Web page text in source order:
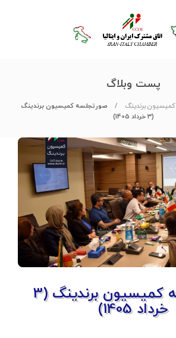
پست وبلاگ
کمیسیون برندینگ
صورتجلسه کمیسیون برندینگ
(3 خرداد 1405)
صورتجلسه کمیسیون برندینگ (3
خرداد 1405)